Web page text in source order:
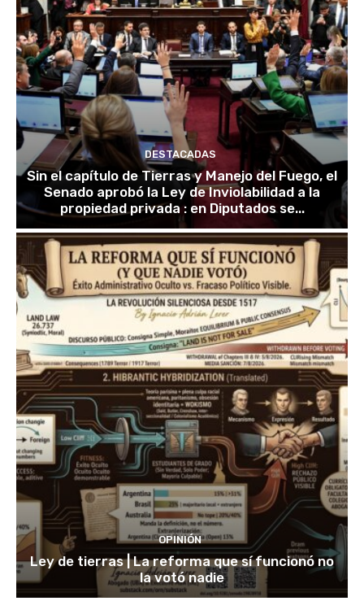
DESTACADAS
Sin el capítulo de Tierras y Manejo del Fuego, el
Senado aprobó la Ley de Inviolabilidad a la
propiedad privada : en Diputados se...
OPINIÓN
Ley de tierras | La reforma que sí funcionó no
la votó nadie